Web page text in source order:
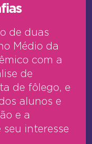
de duas
Médio da
com a
de
de fôlego, e
alunos e
e a
interesse